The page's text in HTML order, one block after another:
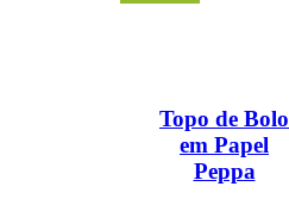
Topo de Bolo
em Papel
Peppa